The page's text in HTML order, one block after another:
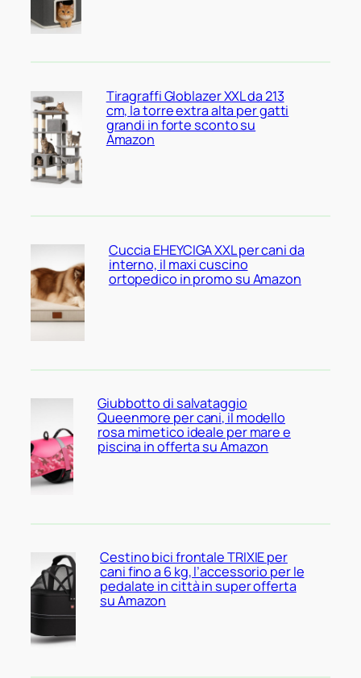
Tiragraffi Globlazer XXL da 213
cm, la torre extra alta per gatti
grandi in forte sconto su
Amazon
Cuccia EHEYCIGA XXL per cani da
interno, il maxi cuscino
ortopedico in promo su Amazon
Giubbotto di salvataggio
Queenmore per cani, il modello
rosa mimetico ideale per mare e
piscina in offerta su Amazon
Cestino bici frontale TRIXIE per
cani fino a 6 kg, l’accessorio per le
pedalate in città in super offerta
su Amazon